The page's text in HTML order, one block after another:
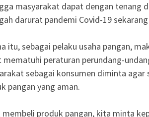
masyarakat dapat dengan tenang
darurat pandemi Covid-19
itu, sebagai pelaku usaha pangan,
mematuhi peraturan perundang-
sebagai konsumen diminta
pangan yang aman.
membeli produk pangan, kita minta